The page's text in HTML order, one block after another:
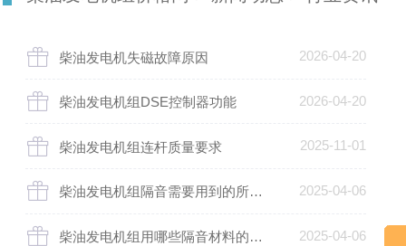
柴油发电机失磁故障原因 2026-04-20
柴油发电机组DSE控制器功能 2026-04-20
柴油发电机组连杆质量要求 2025-11-01
柴油发电机组隔音需要用到的所有材料及用量是多少？ 2025-04-06
柴油发电机组用哪些隔音材料的隔音效果较好 2025-04-06